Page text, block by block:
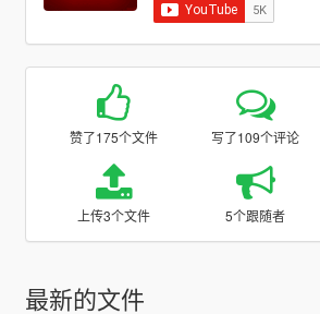
赞了175个文件 写了109个评论
上传3个文件 5个跟随者
最新的文件